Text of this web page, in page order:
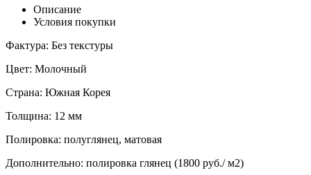
Описание
Условия покупки
Фактура: Без текстуры
Цвет: Молочный
Страна: Южная Корея
Толщина: 12 мм
Полировка: полуглянец, матовая
Дополнительно: полировка глянец (1800 руб./ м2)